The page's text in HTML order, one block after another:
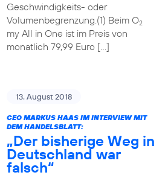
Geschwindigkeits- oder
Volumenbegrenzung.(1) Beim O2
my All in One ist im Preis von
monatlich 79,99 Euro […]
13. August 2018
CEO MARKUS HAAS IM INTERVIEW MIT
DEM HANDELSBLATT:
„Der bisherige Weg in
Deutschland war
falsch“